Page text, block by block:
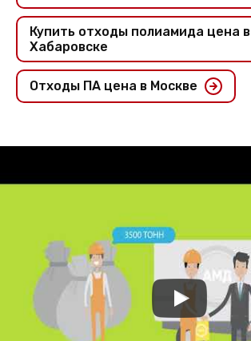
Купить отходы полиамида цена в
Хабаровске
Отходы ПА цена в Москве